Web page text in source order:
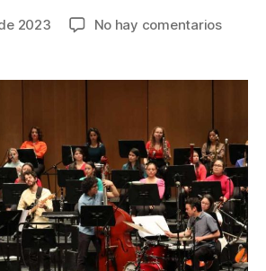
2023 No hay comentariosen
las
de